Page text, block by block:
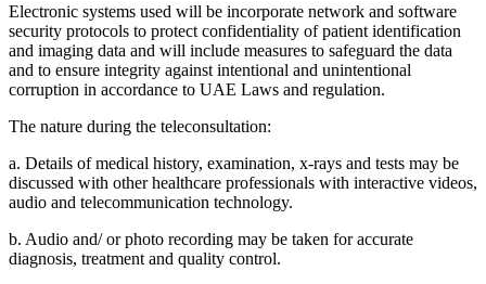
Electronic systems used will be incorporate network and software
security protocols to protect confidentiality of patient identification
and imaging data and will include measures to safeguard the data
and to ensure integrity against intentional and unintentional
corruption in accordance to UAE Laws and regulation.
The nature during the teleconsultation:
a. Details of medical history, examination, x-rays and tests may be
discussed with other healthcare professionals with interactive videos,
audio and telecommunication technology.
b. Audio and/ or photo recording may be taken for accurate
diagnosis, treatment and quality control.